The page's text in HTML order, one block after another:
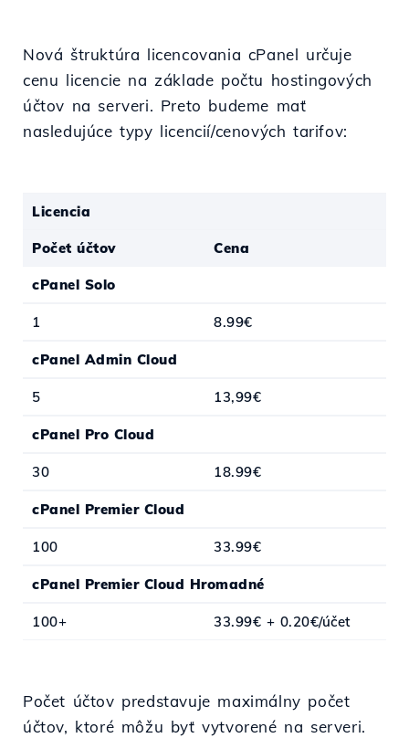
Nová štruktúra licencovania cPanel určuje
cenu licencie na základe počtu hostingových
účtov na serveri. Preto budeme mať
nasledujúce typy licencií/cenových tarifov:
Licencia
Počet účtov Cena
cPanel Solo
1 8.99€
cPanel Admin Cloud
5 13,99€
cPanel Pro Cloud
30 18.99€
cPanel Premier Cloud
100 33.99€
cPanel Premier Cloud Hromadné
100+ 33.99€ + 0.20€/účet
Počet účtov predstavuje maximálny počet
účtov, ktoré môžu byť vytvorené na serveri.